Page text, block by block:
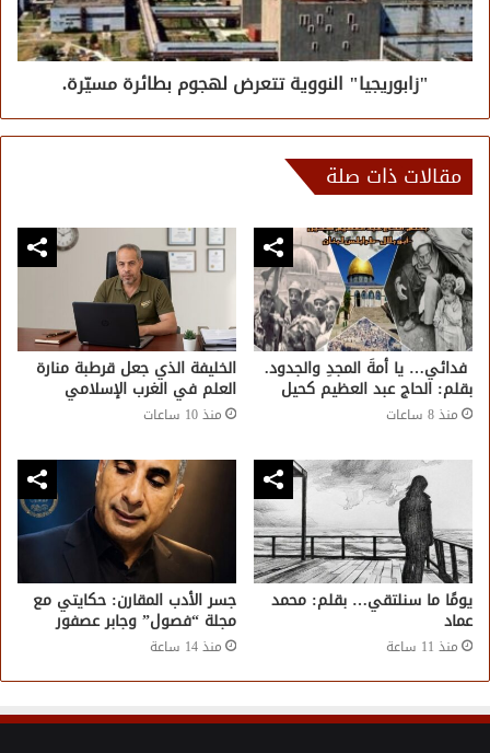
"زابوريجيا" النووية تتعرض لهجوم بطائرة مسيّرة.
مقالات ذات صلة
فدائي… يا أمةَ المجدِ والجدود.
بقلم: الحاج عبد العظيم كحيل
منذ 8 ساعات
الخليفة الذي جعل قرطبة منارة
العلم في الغرب الإسلامي
منذ 10 ساعات
يومًا ما سنلتقي… بقلم: محمد
عماد
منذ 11 ساعة
جسر الأدب المقارن: حكايتي مع
مجلة “فصول” وجابر عصفور
منذ 14 ساعة